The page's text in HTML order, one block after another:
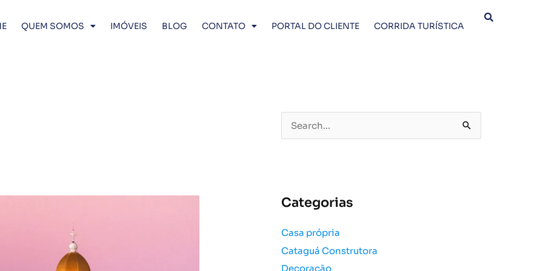
QUEM SOMOS IMÓVEIS BLOG CONTATO PORTAL DO CLIENTE CORRIDA TURÍSTICA
e
i
a
r
p
Categorias
Casa própria
Cataguá Construtora
Decoração